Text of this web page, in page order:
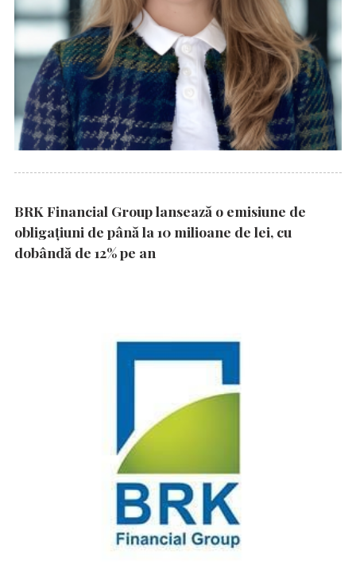
BRK Financial Group lansează o emisiune de
obligațiuni de până la 10 milioane de lei, cu
dobândă de 12% pe an